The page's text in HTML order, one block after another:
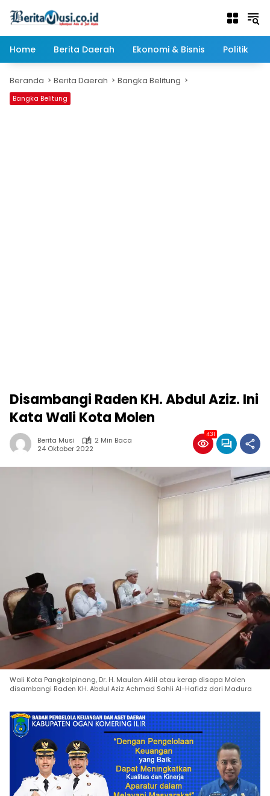
Home
Berita Daerah Ekonomi & Bisnis Politik
Beranda Berita Daerah Bangka Belitung
Bangka Belitung
Disambangi Raden KH. Abdul Aziz. Ini
Kata Wali Kota Molen
Berita Musi
2 Min Baca
24 Oktober 2022
431
Wali Kota Pangkalpinang, Dr. H. Maulan Aklil atau kerap disapa Molen
disambangi Raden KH. Abdul Aziz Achmad Sahli Al-Hafidz dari Madura